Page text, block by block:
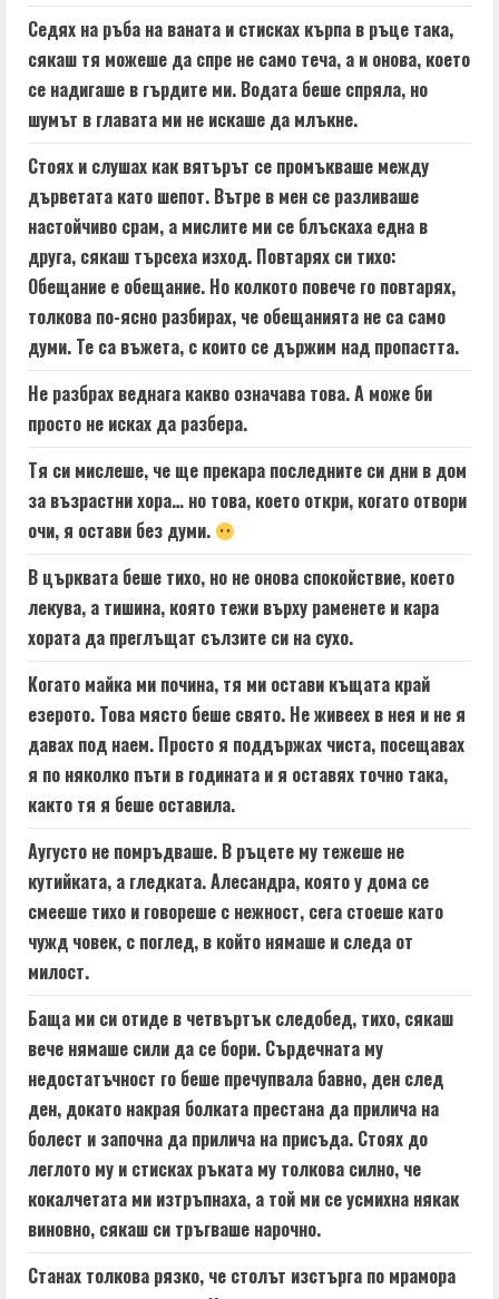
Седях на ръба на ваната и стисках кърпа в ръце така,
сякаш тя можеше да спре не само теча, а и онова, което
се надигаше в гърдите ми. Водата беше спряла, но
шумът в главата ми не искаше да млъкне.
Стоях и слушах как вятърът се промъкваше между
дърветата като шепот. Вътре в мен се разливаше
настойчиво срам, а мислите ми се блъскаха една в
друга, сякаш търсеха изход. Повтарях си тихо:
Обещание е обещание. Но колкото повече го повтарях,
толкова по-ясно разбирах, че обещанията не са само
думи. Те са въжета, с които се държим над пропастта.
Не разбрах веднага какво означава това. А може би
просто не исках да разбера.
Тя си мислеше, че ще прекара последните си дни в дом
за възрастни хора… но това, което откри, когато отвори
очи, я остави без думи.
В църквата беше тихо, но не онова спокойствие, което
лекува, а тишина, която тежи върху раменете и кара
хората да преглъщат сълзите си на сухо.
Когато майка ми почина, тя ми остави къщата край
езерото. Това място беше свято. Не живеех в нея и не я
давах под наем. Просто я поддържах чиста, посещавах
я по няколко пъти в годината и я оставях точно така,
както тя я беше оставила.
Аугусто не помръдваше. В ръцете му тежеше не
кутийката, а гледката. Алесандра, която у дома се
смееше тихо и говореше с нежност, сега стоеше като
чужд човек, с поглед, в който нямаше и следа от
милост.
Баща ми си отиде в четвъртък следобед, тихо, сякаш
вече нямаше сили да се бори. Сърдечната му
недостатъчност го беше пречупвала бавно, ден след
ден, докато накрая болката престана да прилича на
болест и започна да прилича на присъда. Стоях до
леглото му и стисках ръката му толкова силно, че
кокалчетата ми изтръпнаха, а той ми се усмихна някак
виновно, сякаш си тръгваше нарочно.
Станах толкова рязко, че столът изстърга по мрамора